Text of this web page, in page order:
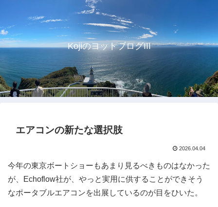
KojiのヨットブログIII
エアコンの新たな選択肢
2026.04.04
今年の東京ボートショーもあまり見るべきものはなかった
が、Echoflow社が、やっと実用に供することができそう
なポータブルエアコンを出展しているのが目をひいた。